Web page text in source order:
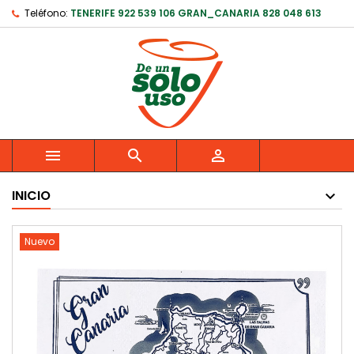
Teléfono: TENERIFE 922 539 106 GRAN_CANARIA 828 048 613
  
INICIO
Nuevo